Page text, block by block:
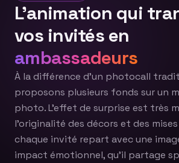
L'animation qui
vos invités en
ambassadeurs
À la différence d'un photocall
proposons plusieurs fonds sur un
photo. L'effet de surprise est très
l'originalité des décors et des mises
chaque invité repart avec une
impact émotionnel, qu'il partage